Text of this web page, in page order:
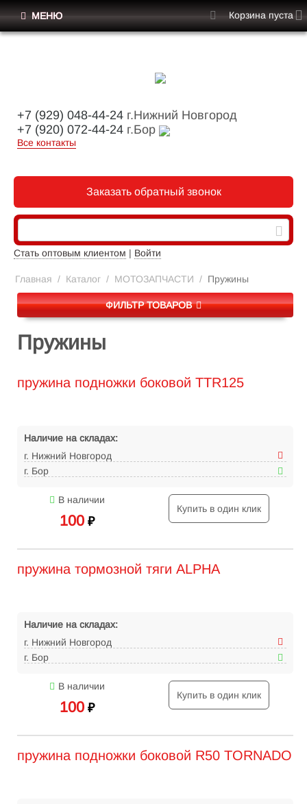
+7 (929) 048-44-24 г.Нижний Новгород
+7 (920) 072-44-24 г.Бор
Все контакты
Заказать обратный звонок
Стать оптовым клиентом | Войти
МЕНЮ Корзина пуста
Главная / Каталог / МОТОЗАПЧАСТИ / Пружины
ФИЛЬТР ТОВАРОВ
Пружины
пружина подножки боковой TTR125
Наличие на складах:
г. Нижний Новгород
г. Бор
В наличии
100 ₽
Купить в один клик
пружина тормозной тяги ALPHA
Наличие на складах:
г. Нижний Новгород
г. Бор
В наличии
100 ₽
Купить в один клик
пружина подножки боковой R50 TORNADO